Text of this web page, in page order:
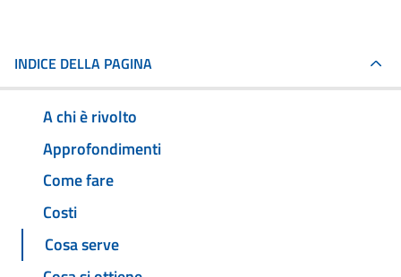
INDICE DELLA PAGINA
A chi è rivolto
Approfondimenti
Come fare
Costi
Cosa serve